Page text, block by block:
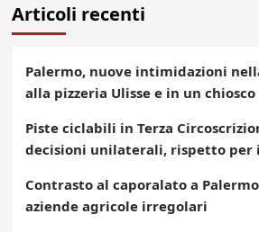
Articoli recenti
Palermo, nuove intimidazioni
alla pizzeria Ulisse e in un
Piste ciclabili in Terza
decisioni unilaterali, rispetto
Contrasto al caporalato a
aziende agricole irregolari